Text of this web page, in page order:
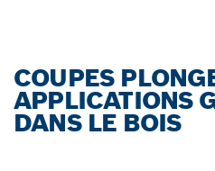
COUPES
APPLICATIONS
DANS LE BOIS